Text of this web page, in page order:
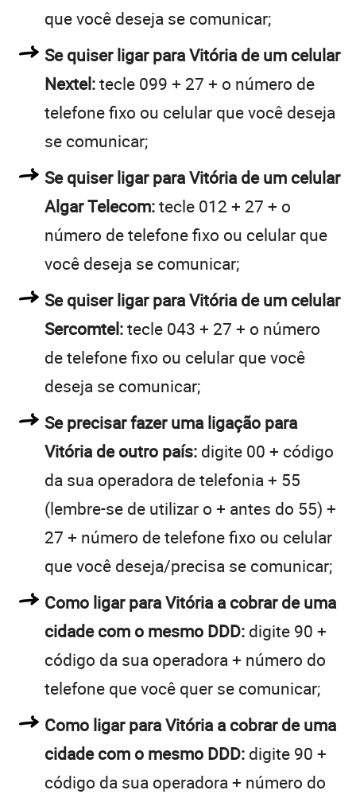
que você deseja se comunicar;
Se quiser ligar para Vitória de um celular
Nextel:tecle 099 + 27 + o número de
telefone fixo ou celular que você deseja
se comunicar;
Se quiser ligar para Vitória de um celular
Algar Telecom:tecle 012 + 27 + o
número de telefone fixo ou celular que
você deseja se comunicar;
Se quiser ligar para Vitória de um celular
Sercomtel:tecle 043 + 27 + o número
de telefone fixo ou celular que você
deseja se comunicar;
Se precisar fazer uma ligação para
Vitória de outro país: digite 00 + código
da sua operadora de telefonia + 55
(lembre-se de utilizar o + antes do 55) +
27 + número de telefone fixo ou celular
que você deseja/precisa se comunicar;
Como ligar para Vitória a cobrar de uma
cidade com o mesmo DDD: digite 90 +
código da sua operadora + número do
telefone que você quer se comunicar;
Como ligar para Vitória a cobrar de uma
cidade com o mesmo DDD: digite 90 +
código da sua operadora + número do